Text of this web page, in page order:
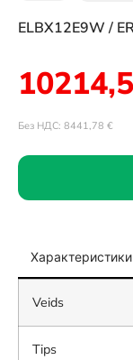
ELBX12E9W /
Без НДС: 8441,78 €
Характеристики
Veids
Tips